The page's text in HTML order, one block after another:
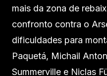
mais da zona de
confronto contra o
dificuldades para
Paquetá, Michail
Summerville e Niclas